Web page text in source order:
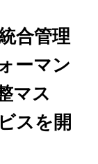
合管理
ーマン
マス
スを開